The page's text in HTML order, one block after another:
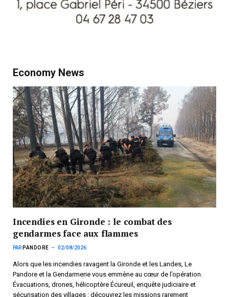
Economy News
Incendies en Gironde : le combat des
gendarmes face aux flammes
PAR PANDORE 02/08/2026
Alors que les incendies ravagent la Gironde et les Landes, Le
Pandore et la Gendarmerie vous emmène au cœur de l’opération.
Évacuations, drones, hélicoptère Écureuil, enquête judiciaire et
sécurisation des villages : découvrez les missions rarement